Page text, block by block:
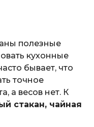
полезные
кухонные
бывает, что
точное
а весов нет. К
стакан, чайная